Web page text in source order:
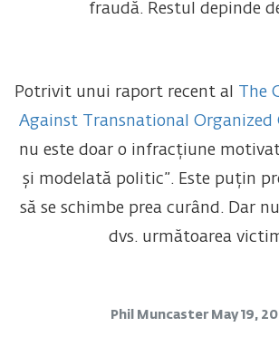
fraudă. Restul depinde
Potrivit unui raport recent al The
Against Transnational Organized
nu este doar o infracțiune
și modelată politic”. Este puțin
să se schimbe prea curând. Dar
dvs. următoarea
Phil Muncaster May 19,